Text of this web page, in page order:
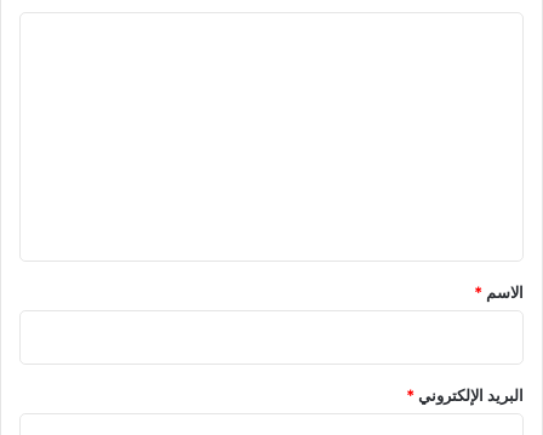
*
الاسم *
البريد الإلكتروني*